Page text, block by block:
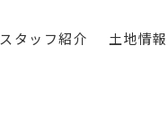
スタッフ紹介 土地情報